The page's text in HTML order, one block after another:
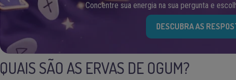
Concentre sua energia na sua pergunta e
DESCUBRA AS
QUAIS SÃO AS ERVAS DE OGUM?